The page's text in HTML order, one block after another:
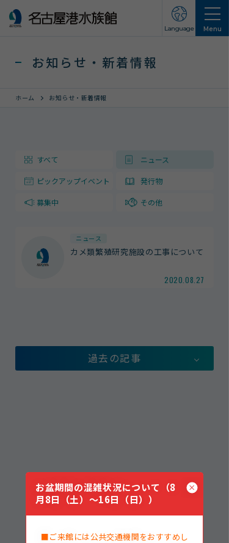
Menu
Language
営業・イベントスケジュール
入館チケット
交通アクセス
名古屋港水族館ってこんなところ
お知らせ・新着情報
ホーム お知らせ・新着情報
すべて ニュース
ピックアップイベント 発行物
募集中 その他
2020.08.27
ニュース
カメ類繁殖研究施設の工事について
過去の記事
お盆期間の混雑状況について（8
月8日（土）～16日（日））
■ご来館には公共交通機関をおすすめし